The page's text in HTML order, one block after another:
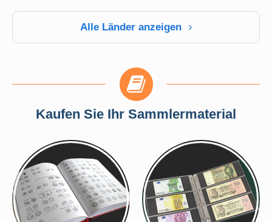
Alle Länder anzeigen
Kaufen Sie Ihr Sammlermaterial